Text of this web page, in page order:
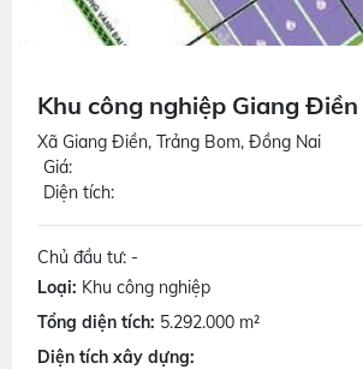
Khu công nghiệp Giang Điền
Xã Giang Điền, Trảng Bom, Đồng Nai
Giá:
Diện tích:
Chủ đầu tư: -
Loại: Khu công nghiệp
Tổng diện tích: 5.292.000 m²
Diện tích xây dựng: